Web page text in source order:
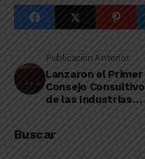
Publicación Anterior
Lanzaron el Primer
Consejo Consultivo
de las Industrias
crecimiento en este
Buscar